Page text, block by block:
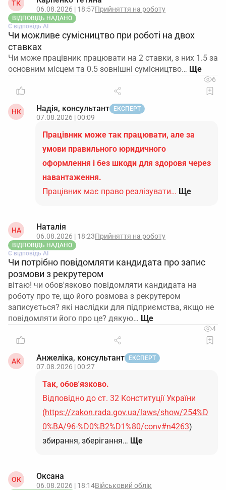
ТК
06.08.2026 | 18:57Прийняття на роботу
ВІДПОВІДЬ НАДАНО
Є відповідь АІ
Чи можливе сумісництво при роботі на двох
ставках
Чи може працівник працювати на 2 ставки, з них 1.5 за
основним місцем та 0.5 зовнішні сумісництво…
6
НК Надія, консультант ЕКСПЕРТ
07.08.2026 | 00:09
Працівник може так працювати, але за
умови правильного юридичного
оформлення і без шкоди для здоровя через
навантаження.
Працівник має право реалізувати… Ще
НА Наталія
06.08.2026 | 18:23Прийняття на роботу
ВІДПОВІДЬ НАДАНО
Є відповідь АІ
Чи потрібно повідомляти кандидата про запис
розмови з рекрутером
вітаю! чи обов'язково повідомляти кандидата на
роботу про те, що його розмова з рекрутером
записується? які наслідки для підприємства, якщо не
повідомляти його про це? дякую…
4
АК Анжеліка, консультант ЕКСПЕРТ
07.08.2026 | 00:27
Так, обов'язково.
Відповідно до ст. 32 Конституції України
(https://zakon.rada.gov.ua/laws/show/254%D
0%BA/96-%D0%B2%D1%80/conv#n4263)
збирання, зберігання… Ще
ОК Оксана
06.08.2026 | 18:14Військовий облік